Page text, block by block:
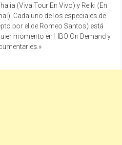
(Viva Tour En Vivo) y Reiki (En
Cada uno de los especiales de
por el de Romeo Santos) está
momento en HBO On Demand y